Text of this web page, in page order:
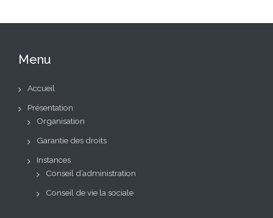
Menu
Accueil
Présentation
Organisation
Garantie des droits
Instances
Conseil d’administration
Conseil de vie la sociale